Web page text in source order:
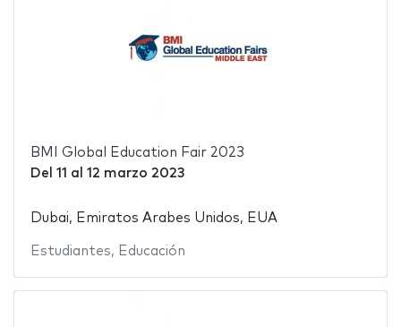
BMI Global Education Fair 2023
Del 11 al 12 marzo 2023
Dubai, Emiratos Arabes Unidos, EUA
Estudiantes, Educación